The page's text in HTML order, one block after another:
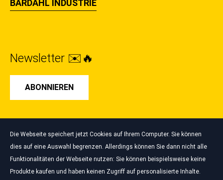
Die Webseite speichert jetzt Cookies auf Ihrem Computer. Sie können
dies auf eine Auswahl begrenzen. Allerdings können Sie dann nicht alle
Funktionalitäten der Webseite nutzen: Sie können beispielsweise keine
Produkte kaufen und haben keinen Zugriff auf personalisierte Inhalte.
BARDAHL INDUSTRIE
Newsletter ✉️🔥
ABONNIEREN
Cookies verwalten